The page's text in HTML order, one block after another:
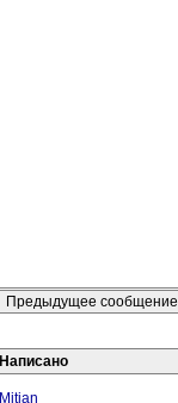
Предыдущее сообщение
Написано
Mitjan